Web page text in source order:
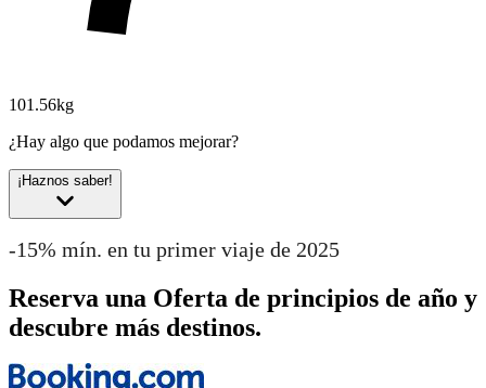
101.56kg
¿Hay algo que podamos mejorar?
¡Haznos saber!
-15% mín. en tu primer viaje de 2025
Reserva una Oferta de principios de año y
descubre más destinos.